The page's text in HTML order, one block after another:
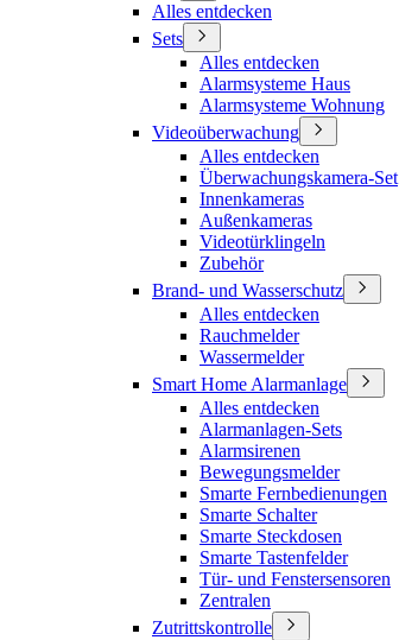
Alles entdecken
Sets
Alles entdecken
Alarmsysteme Haus
Alarmsysteme Wohnung
Videoüberwachung
Alles entdecken
Überwachungskamera-Set
Innenkameras
Außenkameras
Videotürklingeln
Zubehör
Brand- und Wasserschutz
Alles entdecken
Rauchmelder
Wassermelder
Smart Home Alarmanlage
Alles entdecken
Alarmanlagen-Sets
Alarmsirenen
Bewegungsmelder
Smarte Fernbedienungen
Smarte Schalter
Smarte Steckdosen
Smarte Tastenfelder
Tür- und Fenstersensoren
Zentralen
Zutrittskontrolle